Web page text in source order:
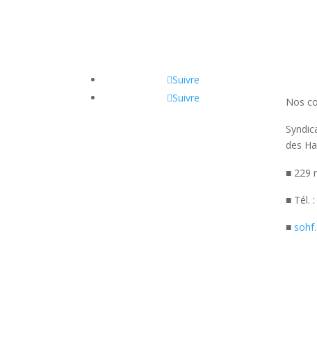
Suivre
Suivre
Nos
des
■ 229
■ Tél.
■